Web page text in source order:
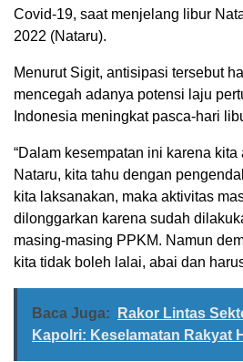
Covid-19, saat menjelang libur
2022 (Nataru).
Menurut Sigit, antisipasi tersebut
mencegah adanya potensi laju
Indonesia meningkat pasca-hari
“Dalam kesempatan ini karena
Nataru, kita tahu dengan
kita laksanakan, maka aktivitas
dilonggarkan karena sudah
masing-masing PPKM. Namun
kita tidak boleh lalai, abai dan
Baca Juga:
Rakor Lintas
Kapolri: Keselamatan Rakyat